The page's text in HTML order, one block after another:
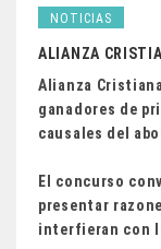
NOTICIAS
ALIANZA
Alianza
ganadores de
causales del
El concurso
presentar
interfieran con